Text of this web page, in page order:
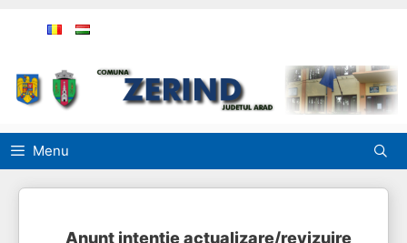
Menu
Anunț intenție actualizare/revizuire